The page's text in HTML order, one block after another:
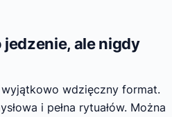
ale nigdy
wdzięczny format.
i pełna rytuałów. Można